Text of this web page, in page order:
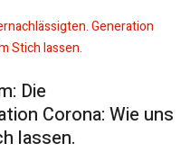
Die
Corona: Wie uns
lassen.